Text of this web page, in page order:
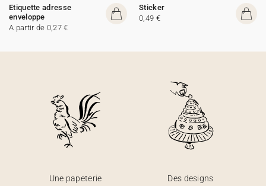
Etiquette adresse
enveloppe
A partir de 0,27 €
Sticker
0,49 €
Une papeterie
Des designs